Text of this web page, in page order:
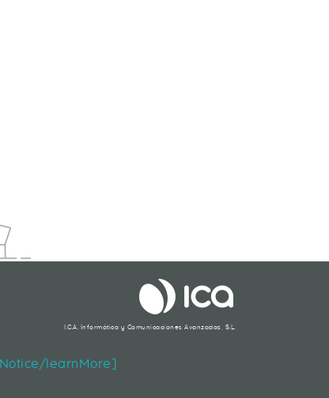
O ESCRITORIO VIRTUAL?
I.C.A. Informática y Comunicaciones Avanzadas, S.L.
learnMore]